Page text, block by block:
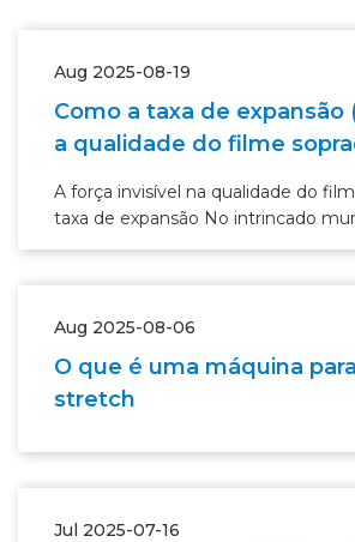
Aug 2025-08-19
Como a taxa de expansão
a qualidade do filme
A força invisível na qualidade do
taxa de expansão No intrincado
Aug 2025-08-06
O que é uma máquina
stretch
Jul 2025-07-16